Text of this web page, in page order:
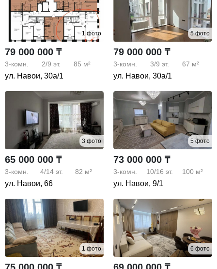
1 фото
79 000 000 ₸
3-комн. 2/9 эт. 85 м²
ул. Навои, 30а/1
5 фото
79 000 000 ₸
3-комн. 3/9 эт. 67 м²
ул. Навои, 30а/1
3 фото
65 000 000 ₸
3-комн. 4/14 эт. 82 м²
ул. Навои, 66
5 фото
73 000 000 ₸
3-комн. 10/16 эт. 100 м²
ул. Навои, 9/1
1 фото
75 000 000 ₸
6 фото
69 000 000 ₸